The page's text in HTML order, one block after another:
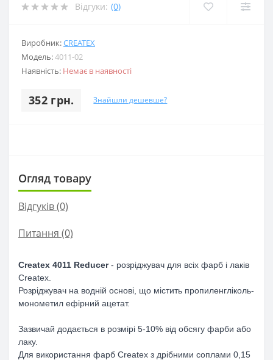
Відгуки: (0)
Виробник:CREATEX
Модель:4011-02
Наявність: Немає в наявності
352 грн. Знайшли дешевше?
Огляд товару
Відгуків (0)
Питання (0)
Createx 4011 Reducer- розріджувач для всіх фарб і лаків
Createx.
Розріджувач на водній основі, що містить пропиленгліколь-
монометил ефірний ацетат.
Зазвичай додається в розмірі 5-10% від обсягу фарби або
лаку.
Для використання фарб Createx з дрібними соплами 0,15